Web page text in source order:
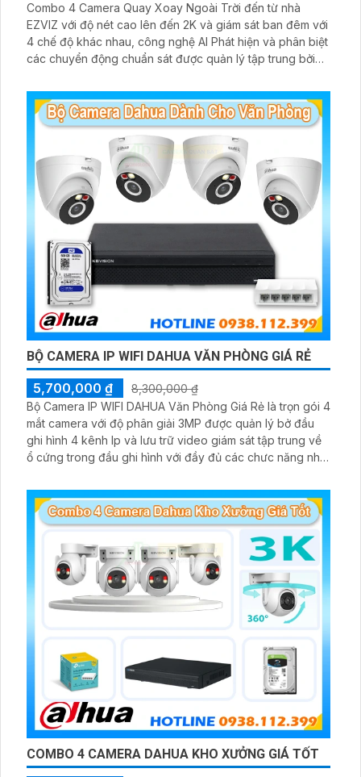
Combo 4 Camera Quay Xoay Ngoài Trời đến từ nhà
EZVIZ với độ nét cao lên đến 2K và giám sát ban đêm với
4 chế độ khác nhau, công nghệ AI Phát hiện và phân biệt
các chuyển động chuẩn sát được quản lý tập trung bởi
BỘ CAMERA IP WIFI DAHUA VĂN PHÒNG GIÁ RẺ
5,700,000 ₫
8,300,000 ₫
Bộ Camera IP WIFI DAHUA Văn Phòng Giá Rẻ là trọn gói 4
mắt camera với độ phân giải 3MP được quản lý bở đầu
ghi hình 4 kênh Ip và lưu trữ video giám sát tập trung về
ổ cứng trong đầu ghi hình với đầy đủ các chưc năng như
giám sát có màu vào ban đêm
COMBO 4 CAMERA DAHUA KHO XƯỞNG GIÁ TỐT